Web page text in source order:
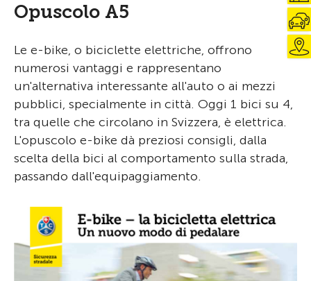
Opuscolo A5
Le e-bike, o biciclette elettriche, offrono
numerosi vantaggi e rappresentano
un'alternativa interessante all'auto o ai mezzi
pubblici, specialmente in città. Oggi 1 bici su 4,
tra quelle che circolano in Svizzera, è elettrica.
L'opuscolo e-bike dà preziosi consigli, dalla
scelta della bici al comportamento sulla strada,
passando dall'equipaggiamento.